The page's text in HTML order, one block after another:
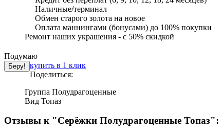
Наличные/терминал
Обмен старого золота на новое
Оплата маннингами (бонусами) до 100% покупки
Ремонт наших украшения - с 50% скидкой
Подумаю
купить в 1 клик
Поделиться:
Группа Полудрагоценные
Вид Топаз
Отзывы к "Серёжки Полудрагоценные Топаз":